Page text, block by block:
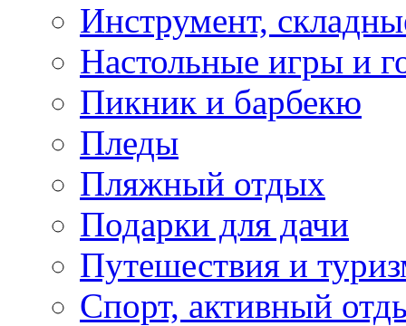
Инструмент,
Настольные игры и
Пикник и барбекю
Пледы
Пляжный отдых
Подарки для дачи
Путешествия и
Спорт, активный